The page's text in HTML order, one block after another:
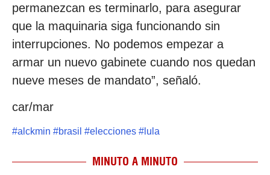
permanezcan es terminarlo, para asegurar
que la maquinaria siga funcionando sin
interrupciones. No podemos empezar a
armar un nuevo gabinete cuando nos quedan
nueve meses de mandato”, señaló.
car/mar
#alckmin #brasil #elecciones # lula
MINUTO A MINUTO